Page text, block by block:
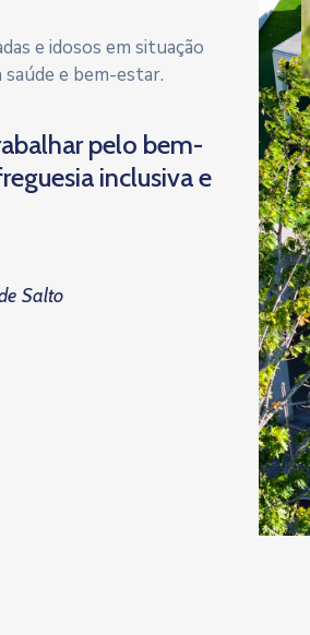
e idosos em situação
e bem-estar.
pelo bem-
inclusiva e
Salto